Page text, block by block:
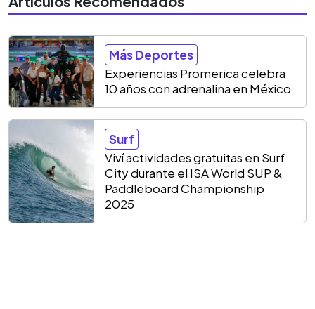
Más Deportes
Experiencias Promerica celebra
10 años con adrenalina en México
Surf
Viví actividades gratuitas en Surf
City durante el ISA World SUP &
Paddleboard Championship
2025